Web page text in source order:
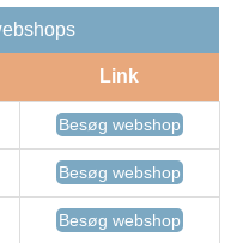
Link
Besøg webshop
Besøg webshop
Besøg webshop